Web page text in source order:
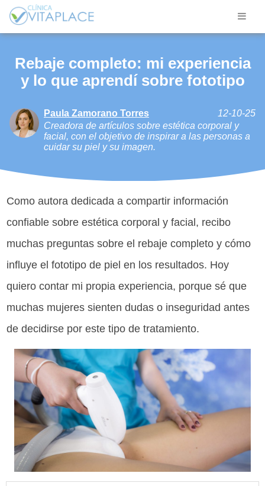
Rebaje completo: mi experiencia
y lo que aprendí sobre fototipo
Paula Zamorano Torres
12-10-25
Creadora de artículos sobre estética corporal y
facial, con el objetivo de inspirar a las personas a
cuidar su piel y su imagen.
Como autora dedicada a compartir información
confiable sobre estética corporal y facial, recibo
muchas preguntas sobre el rebaje completo y cómo
influye el fototipo de piel en los resultados. Hoy
quiero contar mi propia experiencia, porque sé que
muchas mujeres sienten dudas o inseguridad antes
de decidirse por este tipo de tratamiento.